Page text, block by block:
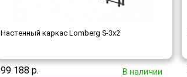
Настенный каркас Lomberg S-3х2
99 188 р. В наличии